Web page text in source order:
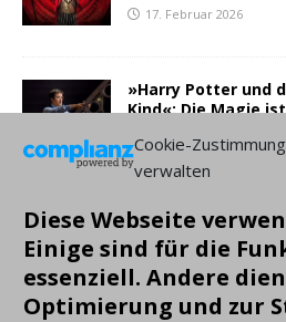
Cookie-Zustimmung
verwalten
Diese Webseite
Einige sind für die
essenziell. Andere
Optimierung und zur
17. Februar 2026
»Harry Potter und
Kind«: Die Magie
5. Dezember 2021
NEUESTE BEITRÄGE: